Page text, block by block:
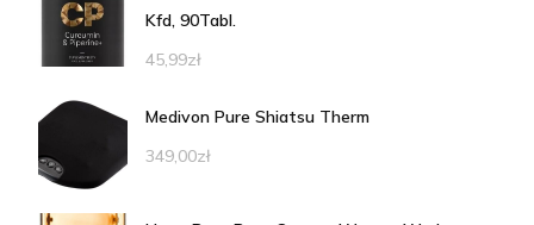
Kfd, 90Tabl.
45,99zł
Medivon Pure Shiatsu Therm
349,00zł